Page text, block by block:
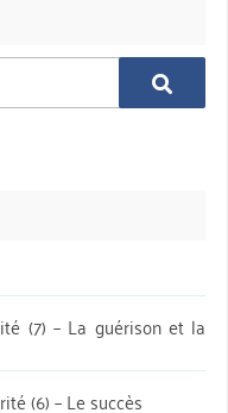
Chercher
(7) – La guérison et la
(6) – Le succès